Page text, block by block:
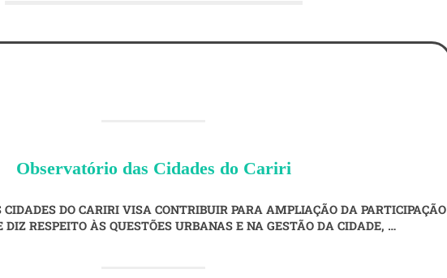
Observatório das Cidades do Cariri
CIDADES DO CARIRI VISA CONTRIBUIR PARA AMPLIAÇÃO DA PARTICIPAÇÃO
DIZ RESPEITO ÀS QUESTÕES URBANAS E NA GESTÃO DA CIDADE, …